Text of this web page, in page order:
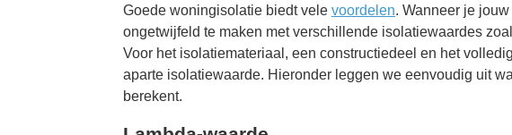
Goede woningisolatie biedt vele voordelen. Wanneer je
ongetwijfeld te maken met verschillende isolatiewaardes
Voor het isolatiemateriaal, een constructiedeel en het
aparte isolatiewaarde. Hieronder leggen we eenvoudig uit
berekent.